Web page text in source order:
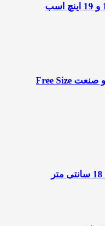
مچ بند ورزشی تک سایز طب و صنعت Free Size